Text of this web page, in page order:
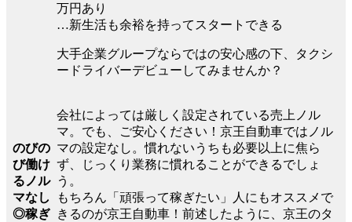
万円あり
…新生活も余裕を持ってスタートできる
大手企業グループならではの安心感の下、タクシ
ードライバーデビューしてみませんか？
のびの
び働け
るノル
マなし
◎稼ぎ
会社によっては厳しく設定されている売上ノル
マ。でも、ご安心ください！京王自動車ではノル
マの設定なし。慣れないうちも必要以上に焦ら
ず、じっくり業務に慣れることができるでしょ
う。
もちろん「頑張って稼ぎたい」人にもオススメで
きるのが京王自動車！前述したように、京王のタ